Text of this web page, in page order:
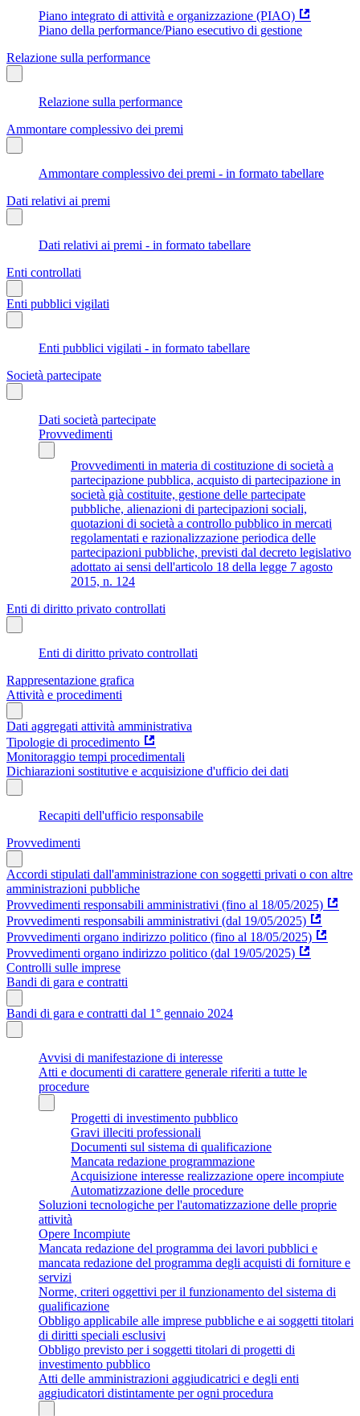
Piano integrato di attività e organizzazione (PIAO)
Piano della performance/Piano esecutivo di gestione
Relazione sulla performance
Relazione sulla performance
Ammontare complessivo dei premi
Ammontare complessivo dei premi - in formato tabellare
Dati relativi ai premi
Dati relativi ai premi - in formato tabellare
Enti controllati
Enti pubblici vigilati
Enti pubblici vigilati - in formato tabellare
Società partecipate
Dati società partecipate
Provvedimenti
Provvedimenti in materia di costituzione di società a
partecipazione pubblica, acquisto di partecipazione in
società già costituite, gestione delle partecipate
pubbliche, alienazioni di partecipazioni sociali,
quotazioni di società a controllo pubblico in mercati
regolamentati e razionalizzazione periodica delle
partecipazioni pubbliche, previsti dal decreto legislativo
adottato ai sensi dell'articolo 18 della legge 7 agosto
2015, n. 124
Enti di diritto privato controllati
Enti di diritto privato controllati
Rappresentazione grafica
Attività e procedimenti
Dati aggregati attività amministrativa
Tipologie di procedimento
Monitoraggio tempi procedimentali
Dichiarazioni sostitutive e acquisizione d'ufficio dei dati
Recapiti dell'ufficio responsabile
Provvedimenti
Accordi stipulati dall'amministrazione con soggetti privati o con altre
amministrazioni pubbliche
Provvedimenti responsabili amministrativi (fino al 18/05/2025)
Provvedimenti responsabili amministrativi (dal 19/05/2025)
Provvedimenti organo indirizzo politico (fino al 18/05/2025)
Provvedimenti organo indirizzo politico (dal 19/05/2025)
Controlli sulle imprese
Bandi di gara e contratti
Bandi di gara e contratti dal 1° gennaio 2024
Avvisi di manifestazione di interesse
Atti e documenti di carattere generale riferiti a tutte le
procedure
Progetti di investimento pubblico
Gravi illeciti professionali
Documenti sul sistema di qualificazione
Mancata redazione programmazione
Acquisizione interesse realizzazione opere incompiute
Automatizzazione delle procedure
Soluzioni tecnologiche per l'automatizzazione delle proprie
attività
Opere Incompiute
Mancata redazione del programma dei lavori pubblici e
mancata redazione del programma degli acquisti di forniture e
servizi
Norme, criteri oggettivi per il funzionamento del sistema di
qualificazione
Obbligo applicabile alle imprese pubbliche e ai soggetti titolari
di diritti speciali esclusivi
Obbligo previsto per i soggetti titolari di progetti di
investimento pubblico
Atti delle amministrazioni aggiudicatrici e degli enti
aggiudicatori distintamente per ogni procedura